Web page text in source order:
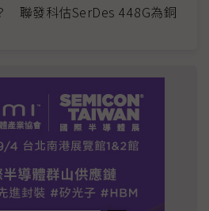
聯發科估SerDes 448G為銅